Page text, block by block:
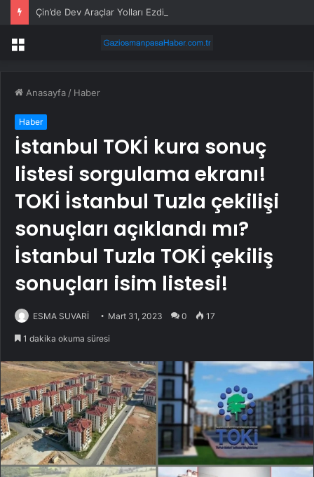
Menü
Anasayfa / Haber
Haber
İstanbul TOKİ kura sonuç
listesi sorgulama ekranı!
TOKİ İstanbul Tuzla çekilişi
sonuçları açıklandı mı?
İstanbul Tuzla TOKİ çekiliş
sonuçları isim listesi!
ESMA SUVARİ Mart 31, 2023 0 17
1 dakika okuma süresi